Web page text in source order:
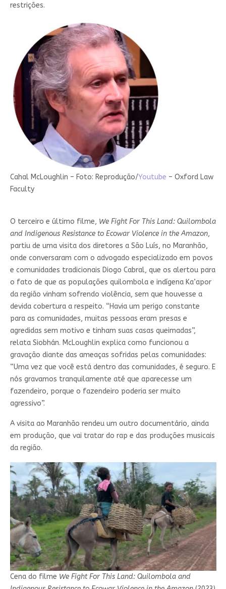
restrições.
Cahal McLoughlin – Foto: Reprodução/Youtube – Oxford Law
Faculty
O terceiro e último filme, We Fight For This Land: Quilombola
and Indigenous Resistance to Ecowar Violence in the Amazon,
partiu de uma visita dos diretores a São Luís, no Maranhão,
onde conversaram com o advogado especializado em povos
e comunidades tradicionais Diogo Cabral, que os alertou para
o fato de que as populações quilombola e indígena Ka’apor
da região vinham sofrendo violência, sem que houvesse a
devida cobertura a respeito. “Havia um perigo constante
para as comunidades, muitas pessoas eram presas e
agredidas sem motivo e tinham suas casas queimadas”,
relata Siobhán. McLoughlin explica como funcionou a
gravação diante das ameaças sofridas pelas comunidades:
“Uma vez que você está dentro das comunidades, é seguro. E
nós gravamos tranquilamente até que aparecesse um
fazendeiro, porque o fazendeiro poderia ser muito
agressivo”.
A visita ao Maranhão rendeu um outro documentário, ainda
em produção, que vai tratar do rap e das produções musicais
da região.
Cena do filme We Fight For This Land: Quilombola and